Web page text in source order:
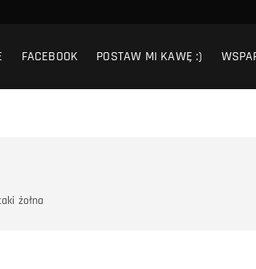
FACEBOOK POSTAW MI KAWĘ :)
żołna